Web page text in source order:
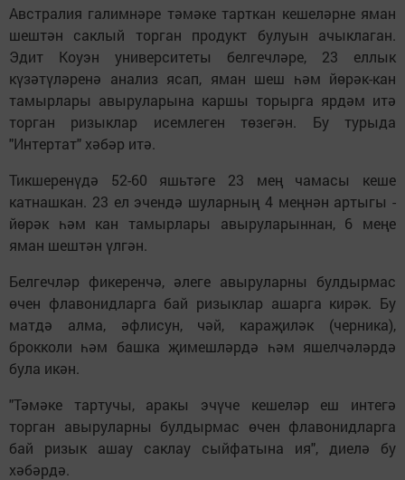
Австралия галимнәре тәмәке тарткан кешеләрне яман
шештән саклый торган продукт булуын ачыклаган.
Эдит Коуэн университеты белгечләре, 23 еллык
күзәтүләренә анализ ясап, яман шеш һәм йөрәк-кан
тамырлары авыруларына каршы торырга ярдәм итә
торган ризыклар исемлеген төзегән. Бу турыда
"Интертат" хәбәр итә.
Тикшеренүдә 52-60 яшьтәге 23 мең чамасы кеше
катнашкан. 23 ел эчендә шуларның 4 меңнән артыгы -
йөрәк һәм кан тамырлары авыруларыннан, 6 меңе
яман шештән үлгән.
Белгечләр фикеренчә, әлеге авыруларны булдырмас
өчен флавонидларга бай ризыклар ашарга кирәк. Бу
матдә алма, әфлисун, чәй, караҗиләк (черника),
брокколи һәм башка җимешләрдә һәм яшелчәләрдә
була икән.
"Тәмәке тартучы, аракы эчүче кешеләр еш интегә
торган авыруларны булдырмас өчен флавонидларга
бай ризык ашау саклау сыйфатына ия", диелә бу
хәбәрдә.